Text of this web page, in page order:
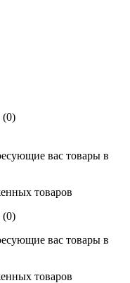
(0)
вас товары в
товаров
(0)
вас товары в
товаров